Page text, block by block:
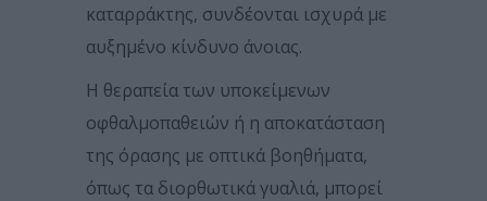
καταρράκτης, συνδέονται ισχυρά με
αυξημένο κίνδυνο άνοιας.
Η θεραπεία των υποκείμενων
οφθαλμοπαθειών ή η αποκατάσταση
της όρασης με οπτικά βοηθήματα,
όπως τα διορθωτικά γυαλιά, μπορεί